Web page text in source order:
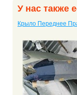
У нас также
Крыло Переднее